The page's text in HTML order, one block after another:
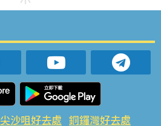
尖沙咀好去處 銅鑼灣好去處